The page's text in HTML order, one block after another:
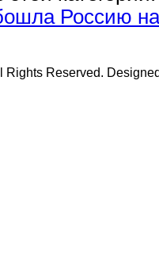
Россию
Reserved.